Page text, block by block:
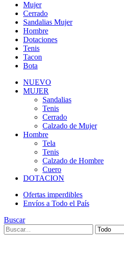
Mujer
Cerrado
Sandalias Mujer
Hombre
Dotaciones
Tenis
Tacon
Bota
NUEVO
MUJER
Sandalias
Tenis
Cerrado
Calzado de Mujer
Hombre
Tela
Tenis
Calzado de Hombre
Cuero
DOTACION
Ofertas imperdibles
Envíos a Todo el País
Buscar